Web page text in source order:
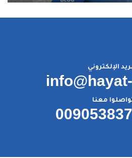
الإلكتروني
معنا